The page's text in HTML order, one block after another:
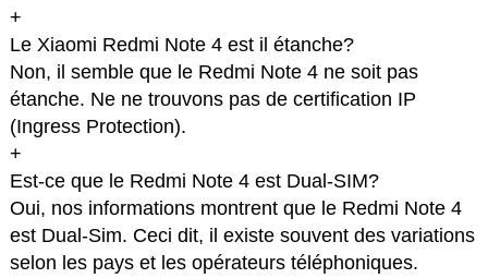
+
Le Xiaomi Redmi Note 4 est il étanche?
Non, il semble que le Redmi Note 4 ne soit pas
étanche. Ne ne trouvons pas de certification IP
(Ingress Protection).
+
Est-ce que le Redmi Note 4 est Dual-SIM?
Oui, nos informations montrent que le Redmi Note 4
est Dual-Sim. Ceci dit, il existe souvent des variations
selon les pays et les opérateurs téléphoniques.